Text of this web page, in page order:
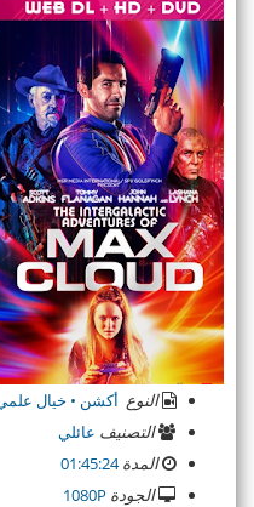
النوع أكشن • خيال
التصنيف عائلي
المدة 01:45:24
الجودة 1080P